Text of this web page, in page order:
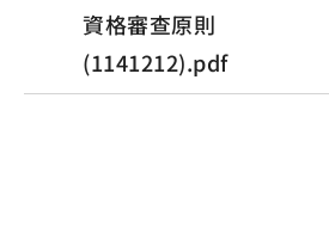
資格審查原則
(1141212).pdf